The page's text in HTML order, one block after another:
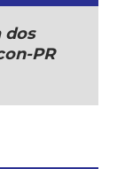
dos
PR